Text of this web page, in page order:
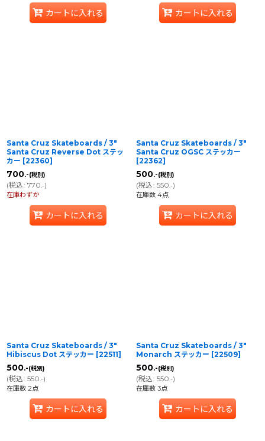
カートに入れる カートに入れる
Santa Cruz Skateboards / 3"
Santa Cruz Reverse Dot ステッ
カー [22360]
700.-(税別)
(税込: 770.-)
在庫わずか
カートに入れる
Santa Cruz Skateboards / 3"
Santa Cruz OGSC ステッカー
[22362]
500.-(税別)
(税込: 550.-)
在庫数 4点
カートに入れる
Santa Cruz Skateboards / 3"
Hibiscus Dot ステッカー [22511]
500.-(税別)
(税込: 550.-)
在庫数 2点
カートに入れる
Santa Cruz Skateboards / 3"
Monarch ステッカー [22509]
500.-(税別)
(税込: 550.-)
在庫数 3点
カートに入れる